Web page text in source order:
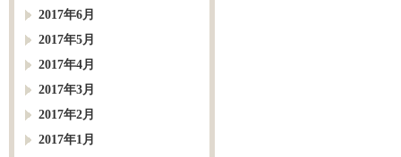
2017年6月
2017年5月
2017年4月
2017年3月
2017年2月
2017年1月